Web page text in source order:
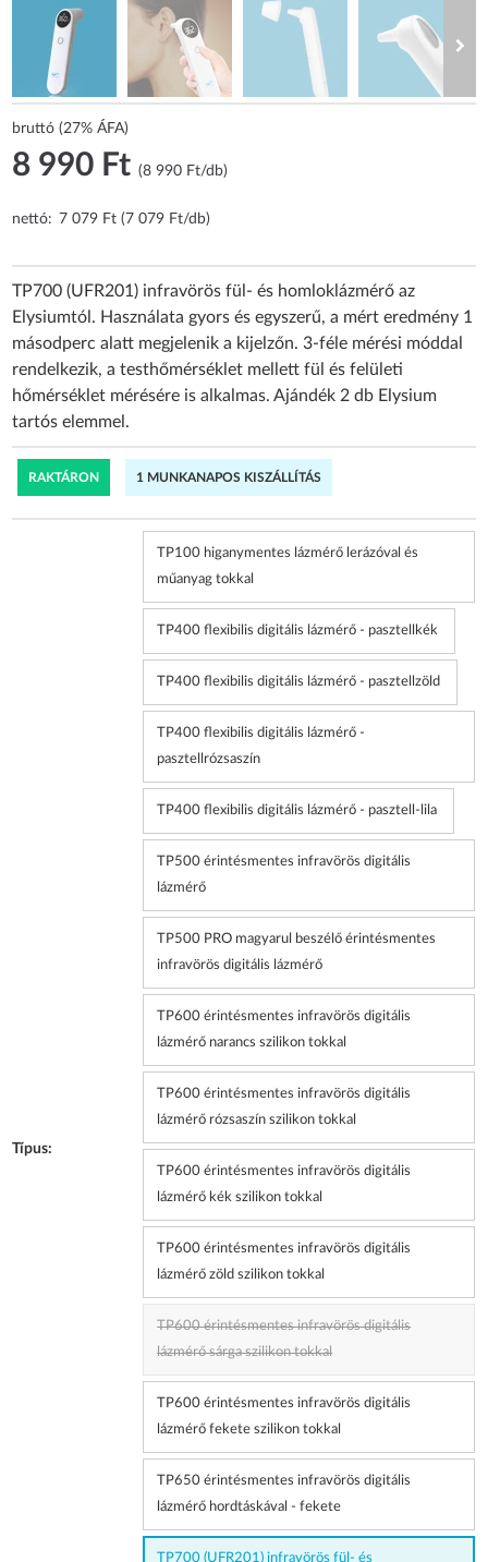
bruttó (27% ÁFA)
8 990 Ft(8 990 Ft/db)
nettó: 7 079 Ft (7 079 Ft/db)
TP700 (UFR201) infravörös fül- és homloklázmérő az
Elysiumtól. Használata gyors és egyszerű, a mért eredmény 1
másodperc alatt megjelenik a kijelzőn. 3-féle mérési móddal
rendelkezik, a testhőmérséklet mellett fül és felületi
hőmérséklet mérésére is alkalmas. Ajándék 2 db Elysium
tartós elemmel.
RAKTÁRON 1 MUNKANAPOS KISZÁLLÍTÁS
Típus:
TP100 higanymentes lázmérő lerázóval és
műanyag tokkal
TP400 flexibilis digitális lázmérő - pasztellkék
TP400 flexibilis digitális lázmérő - pasztellzöld
TP400 flexibilis digitális lázmérő -
pasztellrózsaszín
TP400 flexibilis digitális lázmérő - pasztell-lila
TP500 érintésmentes infravörös digitális
lázmérő
TP500 PRO magyarul beszélő érintésmentes
infravörös digitális lázmérő
TP600 érintésmentes infravörös digitális
lázmérő narancs szilikon tokkal
TP600 érintésmentes infravörös digitális
lázmérő rózsaszín szilikon tokkal
TP600 érintésmentes infravörös digitális
lázmérő kék szilikon tokkal
TP600 érintésmentes infravörös digitális
lázmérő zöld szilikon tokkal
TP600 érintésmentes infravörös digitális
lázmérő sárga szilikon tokkal
TP600 érintésmentes infravörös digitális
lázmérő fekete szilikon tokkal
TP650 érintésmentes infravörös digitális
lázmérő hordtáskával - fekete
TP700 (UFR201) infravörös fül- és